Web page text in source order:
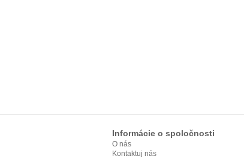
Informácie o spoločnosti
O nás
Kontaktuj nás